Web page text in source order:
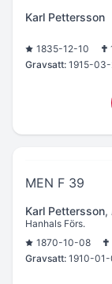
Karl Pettersson
1835-12-10
Gravsatt: 1915-
MEN F 39
Karl Pettersson,
Hanhals Förs.
1870-10-08
Gravsatt: 1910-